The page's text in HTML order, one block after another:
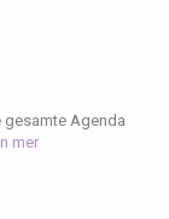
gesamte Agenda
mer